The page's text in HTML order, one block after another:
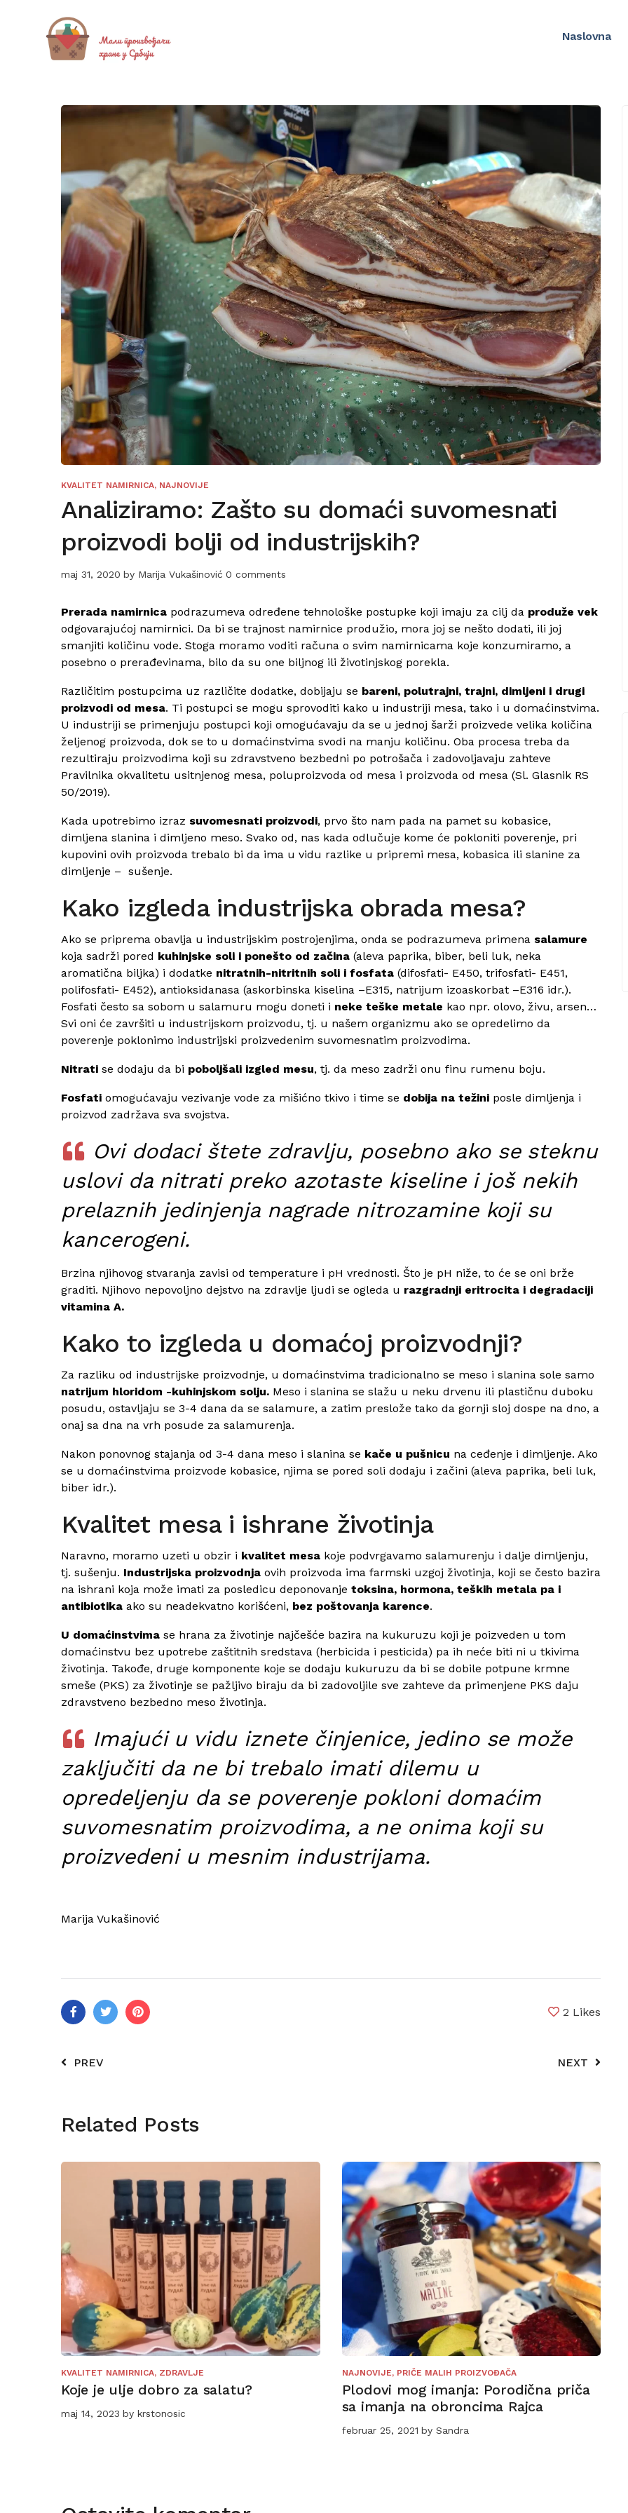
Naslovna
KVALITET NAMIRNICA, NAJNOVIJE
Analiziramo: Zašto su domaći suvomesnati
proizvodi bolji od industrijskih?
maj 31, 2020 by Marija Vukašinović 0 comments
Prerada namirnica podrazumeva određene tehnološke postupke koji imaju za cilj da produže vek
odgovarajućoj namirnici. Da bi se trajnost namirnice produžio, mora joj se nešto dodati, ili joj
smanjiti količinu vode. Stoga moramo voditi računa o svim namirnicama koje konzumiramo, a
posebno o prerađevinama, bilo da su one biljnog ili životinjskog porekla.
Različitim postupcima uz različite dodatke, dobijaju se bareni, polutrajni, trajni, dimljeni i drugi
proizvodi od mesa. Ti postupci se mogu sprovoditi kako u industriji mesa, tako i u domaćinstvima.
U industriji se primenjuju postupci koji omogućavaju da se u jednoj šarži proizvede velika količina
željenog proizvoda, dok se to u domaćinstvima svodi na manju količinu. Oba procesa treba da
rezultiraju proizvodima koji su zdravstveno bezbedni po potrošača i zadovoljavaju zahteve
Pravilnika okvalitetu usitnjenog mesa, poluproizvoda od mesa i proizvoda od mesa (Sl. Glasnik RS
50/2019).
Kada upotrebimo izraz suvomesnati proizvodi, prvo što nam pada na pamet su kobasice,
dimljena slanina i dimljeno meso. Svako od, nas kada odlučuje kome će pokloniti poverenje, pri
kupovini ovih proizvoda trebalo bi da ima u vidu razlike u pripremi mesa, kobasica ili slanine za
dimljenje – sušenje.
Kako izgleda industrijska obrada mesa?
Ako se priprema obavlja u industrijskim postrojenjima, onda se podrazumeva primena salamure
koja sadrži pored kuhinjske soli i ponešto od začina (aleva paprika, biber, beli luk, neka
aromatična biljka) i dodatke nitratnih-nitritnih soli i fosfata (difosfati- E450, trifosfati- E451,
polifosfati- E452), antioksidanasa (askorbinska kiselina –E315, natrijum izoaskorbat –E316 idr.).
Fosfati često sa sobom u salamuru mogu doneti i neke teške metale kao npr. olovo, živu, arsen…
Svi oni će završiti u industrijskom proizvodu, tj. u našem organizmu ako se opredelimo da
poverenje poklonimo industrijski proizvedenim suvomesnatim proizvodima.
Nitrati se dodaju da bi poboljšali izgled mesu, tj. da meso zadrži onu finu rumenu boju.
Fosfati omogućavaju vezivanje vode za mišićno tkivo i time se dobija na težini posle dimljenja i
proizvod zadržava sva svojstva.
Ovi dodaci štete zdravlju, posebno ako se steknu
uslovi da nitrati preko azotaste kiseline i još nekih
prelaznih jedinjenja nagrade nitrozamine koji su
kancerogeni.
Brzina njihovog stvaranja zavisi od temperature i pH vrednosti. Što je pH niže, to će se oni brže
graditi. Njihovo nepovoljno dejstvo na zdravlje ljudi se ogleda u razgradnji eritrocita i degradaciji
vitamina A.
Kako to izgleda u domaćoj proizvodnji?
Za razliku od industrijske proizvodnje, u domaćinstvima tradicionalno se meso i slanina sole samo
natrijum hloridom -kuhinjskom solju. Meso i slanina se slažu u neku drvenu ili plastičnu duboku
posudu, ostavljaju se 3-4 dana da se salamure, a zatim preslože tako da gornji sloj dospe na dno, a
onaj sa dna na vrh posude za salamurenja.
Nakon ponovnog stajanja od 3-4 dana meso i slanina se kače u pušnicu na ceđenje i dimljenje. Ako
se u domaćinstvima proizvode kobasice, njima se pored soli dodaju i začini (aleva paprika, beli luk,
biber idr.).
Kvalitet mesa i ishrane životinja
Naravno, moramo uzeti u obzir i kvalitet mesa koje podvrgavamo salamurenju i dalje dimljenju,
tj. sušenju. Industrijska proizvodnja ovih proizvoda ima farmski uzgoj životinja, koji se često bazira
na ishrani koja može imati za posledicu deponovanje toksina, hormona, teških metala pa i
antibiotika ako su neadekvatno korišćeni, bez poštovanja karence.
U domaćinstvima se hrana za životinje najčešće bazira na kukuruzu koji je poizveden u tom
domaćinstvu bez upotrebe zaštitnih sredstava (herbicida i pesticida) pa ih neće biti ni u tkivima
životinja. Takođe, druge komponente koje se dodaju kukuruzu da bi se dobile potpune krmne
smeše (PKS) za životinje se pažljivo biraju da bi zadovoljile sve zahteve da primenjene PKS daju
zdravstveno bezbedno meso životinja.
Imajući u vidu iznete činjenice, jedino se može
zaključiti da ne bi trebalo imati dilemu u
opredeljenju da se poverenje pokloni domaćim
suvomesnatim proizvodima, a ne onima koji su
proizvedeni u mesnim industrijama.
Marija Vukašinović
2 Likes
PREV NEXT
Related Posts
KVALITET NAMIRNICA, ZDRAVLJE
Koje je ulje dobro za salatu?
maj 14, 2023 by krstonosic
NAJNOVIJE, PRIČE MALIH PROIZVOĐAČA
Plodovi mog imanja: Porodična priča
sa imanja na obroncima Rajca
februar 25, 2021 by Sandra